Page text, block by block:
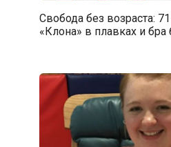
Свобода без возраста:
«Клона» в плавках и бра